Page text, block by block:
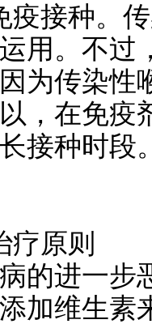
接种。传
用。不过
为传染性
，在免疫
接种时段
原则
进一步
加维生素